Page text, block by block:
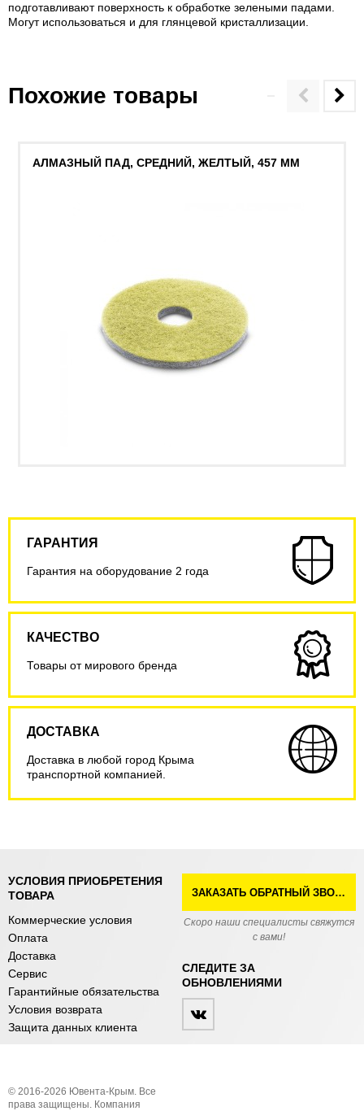
подготавливают поверхность к обработке зелеными падами.
Могут использоваться и для глянцевой кристаллизации.
Похожие товары
АЛМАЗНЫЙ ПАД, СРЕДНИЙ, ЖЕЛТЫЙ, 457 MM
ГАРАНТИЯ
Гарантия на оборудование 2 года
КАЧЕСТВО
Товары от мирового бренда
ДОСТАВКА
Доставка в любой город Крыма
транспортной компанией.
УСЛОВИЯ ПРИОБРЕТЕНИЯ
ТОВАРА
Коммерческие условия
Оплата
Доставка
Сервис
Гарантийные обязательства
Условия возврата
Защита данных клиента
ЗАКАЗАТЬ ОБРАТНЫЙ ЗВОНОК
Скоро наши специалисты свяжутся
с вами!
СЛЕДИТЕ ЗА
ОБНОВЛЕНИЯМИ
© 2016-2026 Ювента-Крым. Все
права защищены. Компания